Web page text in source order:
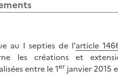
au I septies de l'article
les créations et
entre le 1er janvier 2015